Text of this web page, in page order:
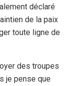
déclaré
de la paix
toute ligne de
des troupes
je pense que